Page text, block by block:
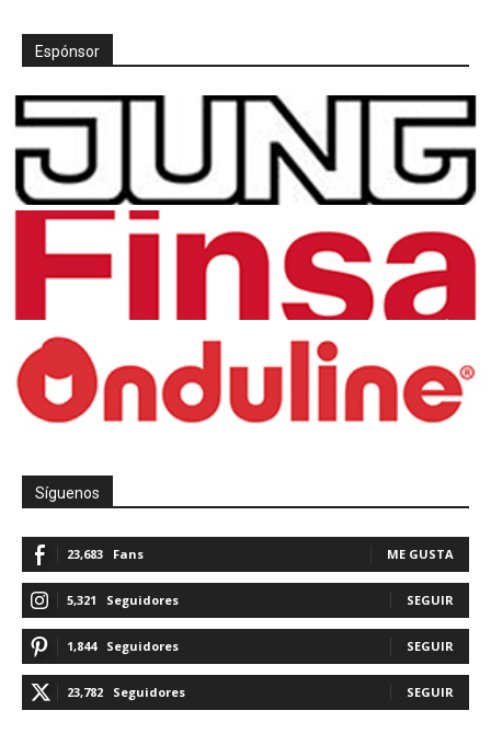
Espónsor
Síguenos
23,683 Fans ME GUSTA
5,321 Seguidores SEGUIR
1,844 Seguidores SEGUIR
23,782 Seguidores SEGUIR